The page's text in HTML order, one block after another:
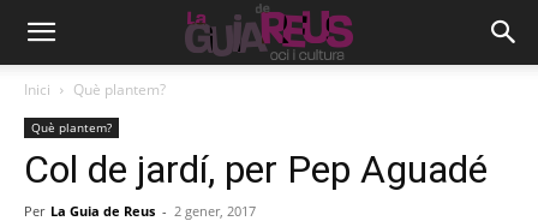
Inici Què plantem?
Què plantem?
Col de jardí, per Pep Aguadé
Per La Guia de Reus - 2 gener, 2017